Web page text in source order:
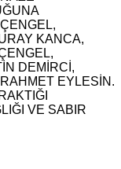
KANCA,
DEMİRCİ,
EYLESİN.
VE SABIR